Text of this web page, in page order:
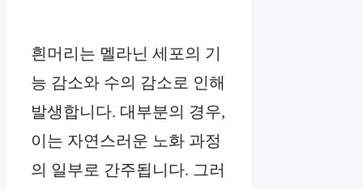
흰머리는 멜라닌 세포의 기
능 감소와 수의 감소로 인해
발생합니다. 대부분의 경우,
이는 자연스러운 노화 과정
의 일부로 간주됩니다. 그러